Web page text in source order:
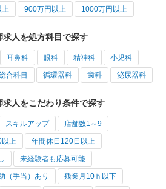
上 900万円以上 1000万円以上
人を処方科目で探す
耳鼻科 眼科 精神科 小児科
合科目 循環器科 歯科 泌尿器科
人をこだわり条件で探す
スキルアップ 店舗数1～9
以上 年間休日120日以上
未経験者も応募可能
（手当）あり 残業月10ｈ以下